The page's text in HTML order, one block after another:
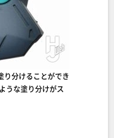
分けることができ
うな塗り分けがス